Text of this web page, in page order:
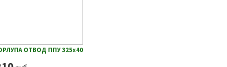
ОТВОД ППУ 325х40